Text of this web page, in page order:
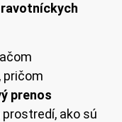
, pričom
prenos
ako sú